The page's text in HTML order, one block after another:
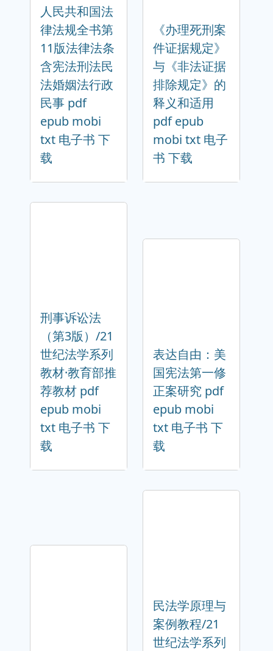
人民共和国法
律法规全书第
11版法律法条
含宪法刑法民
法婚姻法行政
民事 pdf
epub mobi
txt 电子书 下
载
《办理死刑案
件证据规定》
与《非法证据
排除规定》的
释义和适用
pdf epub
mobi txt 电子
书 下载
刑事诉讼法
（第3版）/21
世纪法学系列
教材·教育部推
荐教材 pdf
epub mobi
txt 电子书 下
载
表达自由：美
国宪法第一修
正案研究 pdf
epub mobi
txt 电子书 下
载
民法学原理与
案例教程/21
世纪法学系列